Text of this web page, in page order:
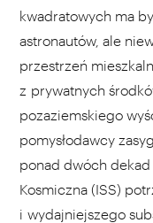
kwadratowych ma
astronautów, ale
przestrzeń
z prywatnych
pozaziemskiego
pomysłodawcy
ponad dwóch
Kosmiczna (ISS)
i wydajniejszego